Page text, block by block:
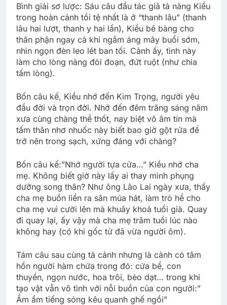
Bình giải sơ lược: Sáu câu đầu tác giả tả nàng Kiều
trong hoàn cảnh tồi tệ nhất là ở “thanh lâu” (thanh
lâu hai lượt, thanh y hai lần), Kiều bẽ bàng cho
thân phận ngay cả khi ngắm áng mây buổi sớm,
nhìn ngọn đèn leo lét ban tối. Cảnh ấy, tình này
làm cho lòng nàng đòi đoạn, đứt ruột (như chia
tấm lòng).
Bốn câu kế, Kiều nhớ đến Kim Trọng, người yêu
đầu đời và trọn đời. Nhớ đến đêm trăng sáng năm
xưa cùng chàng thề thốt, nay biệt vô âm tín mà
tấm thân nhơ nhuốc này biết bao giờ gột rửa để
trở nên trong sạch, xứng đáng với chàng?
Bốn câu kế:”Nhớ người tựa cửa…” Kiều nhớ cha
mẹ. Không biết giờ này lấy ai thay mình phụng
dưỡng song thân? Như ông Lão Lai ngày xưa, thấy
cha mẹ buồn liền ra sân múa hát, làm trò hề cho
cha mẹ vui cười lên mà khuây khoả tuổi già. Quay
đi quay lại, ấy vậy mà cha mẹ trăm tuổi lúc nào
không hay (có khi gốc tử đã vừa người ôm).
Tám câu sau cùng tả cảnh nhưng là cảnh có tâm
hồn người hàm chứa trong đó: cửa bể, con
thuyền, ngọn nước, hoa trôi, bèo dạt… trong khi
tạo vật vẫn vô tình với nỗi buồn của con người:”
Ầm ầm tiếng sóng kêu quanh ghế ngồi”